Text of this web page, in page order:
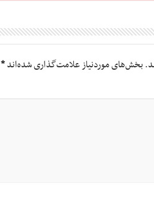
بخش‌های موردنیاز علامت‌گذاری شده‌اند*